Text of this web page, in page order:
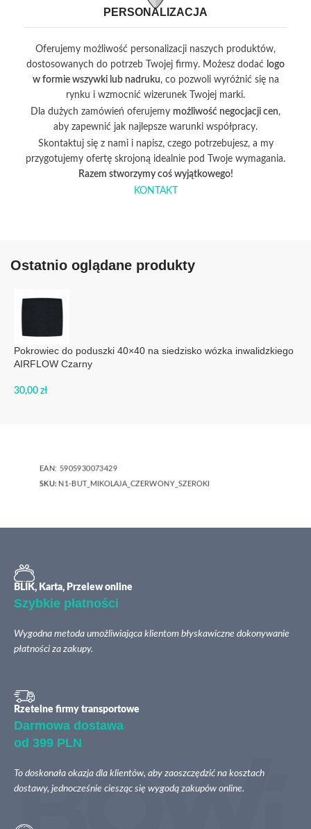
PERSONALIZACJA
Oferujemy możliwość personalizacji naszych produktów,
dostosowanych do potrzeb Twojej firmy. Możesz dodać logo
w formie wszywki lub nadruku, co pozwoli wyróżnić się na
rynku i wzmocnić wizerunek Twojej marki.
Dla dużych zamówień oferujemy możliwość negocjacji cen,
aby zapewnić jak najlepsze warunki współpracy.
Skontaktuj się z nami i napisz, czego potrzebujesz, a my
przygotujemy ofertę skrojoną idealnie pod Twoje wymagania.
Razem stworzymy coś wyjątkowego!
KONTAKT
Ostatnio oglądane produkty
Pokrowiec do poduszki 40×40 na siedzisko wózka inwalidzkiego
AIRFLOW Czarny
30,00zł
EAN: 5905930073429
SKU: N1-BUT_MIKOLAJA_CZERWONY_SZEROKI
BLIK, Karta, Przelew online
Szybkie płatności
Wygodna metoda umożliwiająca klientom błyskawiczne dokonywanie
płatności za zakupy.
Rzetelne firmy transportowe
Darmowa dostawa
od 399 PLN
To doskonała okazja dla klientów, aby zaoszczędzić na kosztach
dostawy, jednocześnie ciesząc się wygodą zakupów online.